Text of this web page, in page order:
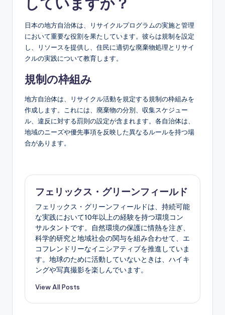
日本の地方自治体は、リサイクルプログラムの実施と管理
において重要な役割を果たしています。彼らは規制を設定
し、リソースを提供し、住民に適切な廃棄物処理とリサイ
クルの実践について教育します。
規制の枠組み
地方自治体は、リサイクル活動を規定する規制の枠組みを
作成します。これには、廃棄物の分別、収集スケジュー
ル、違反に対する罰則の設定が含まれます。各自治体は、
地域のニーズや優先事項を反映した異なるルールを持つ場
合があります。
フェリックス・グリーンフィールド
フェリックス・グリーンフィールドは、持続可能
な実践において10年以上の経験を持つ環境コン
サルタントです。自然環境の保護に情熱を注ぎ、
科学的研究と地域社会の関与を組み合わせて、エ
コフレンドリーなイニシアティブを推進していま
す。地球のために活動していないときは、ハイキ
ングや写真撮影を楽しんでいます。
View All Posts